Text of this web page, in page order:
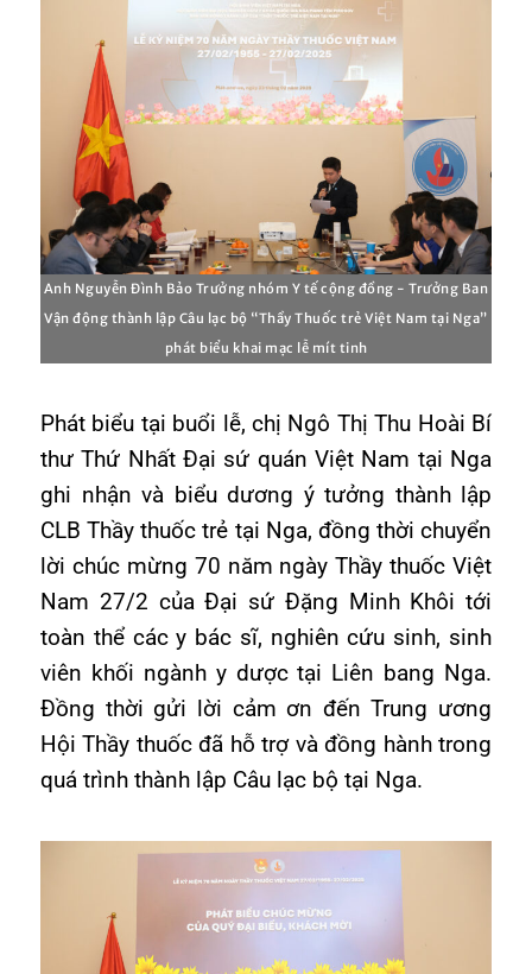
Anh Nguyễn Đình Bảo Trưởng nhóm Y tế cộng đồng - Trưởng Ban
Vận động thành lập Câu lạc bộ “Thầy Thuốc trẻ Việt Nam tại Nga”
phát biểu khai mạc lễ mít tinh
Phát biểu tại buổi lễ, chị Ngô Thị Thu Hoài Bí
thư Thứ Nhất Đại sứ quán Việt Nam tại Nga
ghi nhận và biểu dương ý tưởng thành lập
CLB Thầy thuốc trẻ tại Nga, đồng thời chuyển
lời chúc mừng 70 năm ngày Thầy thuốc Việt
Nam 27/2 của Đại sứ Đặng Minh Khôi tới
toàn thể các y bác sĩ, nghiên cứu sinh, sinh
viên khối ngành y dược tại Liên bang Nga.
Đồng thời gửi lời cảm ơn đến Trung ương
Hội Thầy thuốc đã hỗ trợ và đồng hành trong
quá trình thành lập Câu lạc bộ tại Nga.